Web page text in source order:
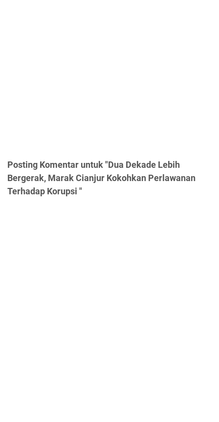
Posting Komentar untuk "Dua Dekade Lebih
Bergerak, Marak Cianjur Kokohkan Perlawanan
Terhadap Korupsi "